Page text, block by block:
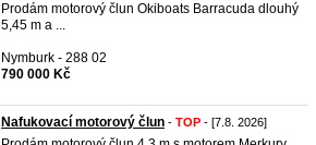
Prodám motorový člun Okiboats Barracuda dlouhý
5,45 m a ...
Nymburk - 288 02
790 000 Kč
Nafukovací motorový člun - TOP - [7.8. 2026]